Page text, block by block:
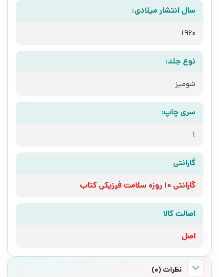
سال انتشار میلادی:
1960
نوع جلد:
شومیز
سری چاپ:
1
گارانتی
گارانتی 10 روزه سلامت فیزیکی کتاب
اصالت کالا
اصل
نظرات (0)